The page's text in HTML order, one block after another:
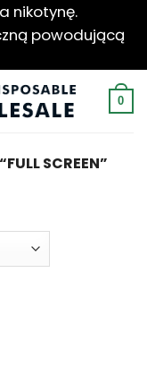
nikotynę.
powodującą
0
SCREEN”